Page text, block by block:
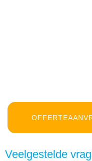
Veelgestelde